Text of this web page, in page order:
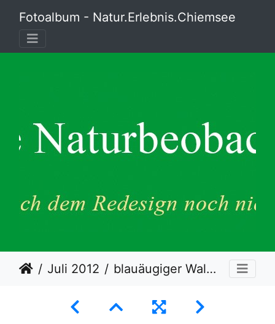
Fotoalbum - Natur.Erlebnis.Chiemsee
Juli 2012 blauäugiger Waldportier